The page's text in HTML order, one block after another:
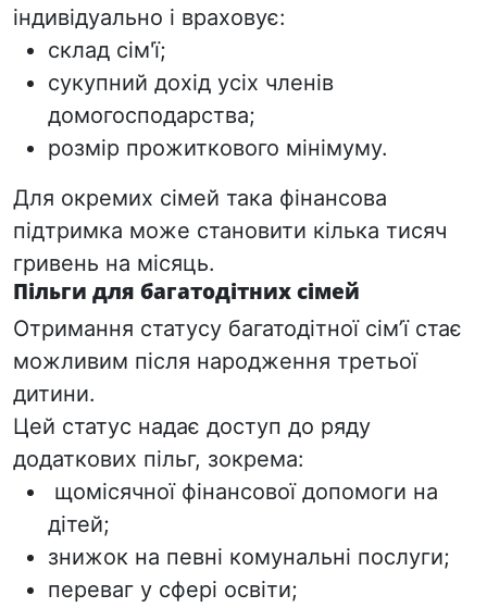
індивідуально і враховує:
склад сім'ї;
сукупний дохід усіх членів
домогосподарства;
розмір прожиткового мінімуму.
Для окремих сімей така фінансова
підтримка може становити кілька тисяч
гривень на місяць.
Пільги для багатодітних сімей
Отримання статусу багатодітної сім’ї стає
можливим після народження третьої
дитини.
Цей статус надає доступ до ряду
додаткових пільг, зокрема:
щомісячної фінансової допомоги на
дітей;
знижок на певні комунальні послуги;
переваг у сфері освіти;